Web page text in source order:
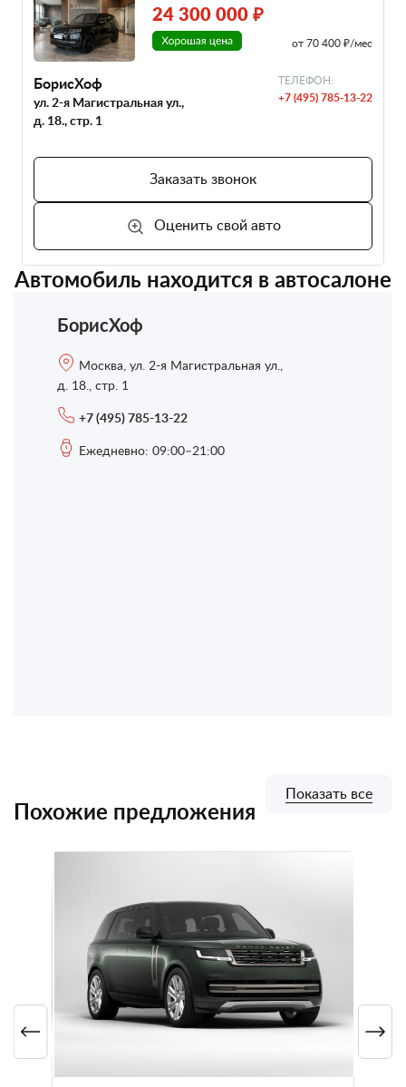
24 300 000 ₽
от 70 400 ₽/мес
БорисХоф
ул. 2-я Магистральная ул.,
д. 18., стр. 1
ТЕЛЕФОН:
+7 (495) 785-13-22
Заказать звонок
Оценить свой авто
Автомобиль находится в автосалоне
БорисХоф
Москва, ул. 2-я Магистральная ул.,
д. 18., стр. 1
+7 (495) 785-13-22
Ежедневно: 09:00–21:00
Похожие предложения
Показать все